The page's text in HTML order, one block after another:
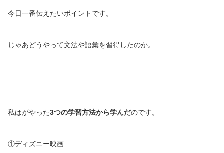
今日一番伝えたいポイントです。
じゃあどうやって文法や語彙を習得したのか。
私はがやった3つの学習方法から学んだのです。
①ディズニー映画